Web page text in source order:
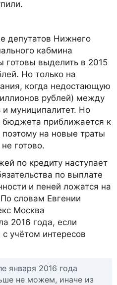
депутатов Нижнего
кабмина
готовы выделить в 2015
Но только на
когда недостающую
рублей) между
и муниципалитет. Но
бюджета приближается к
на новые траты
готово.
по кредиту наступает
по выплате
и пеней ложатся на
словам Евгении
Москва
2016 года, если
учётом интересов
января 2016 года
не можем, иначе из